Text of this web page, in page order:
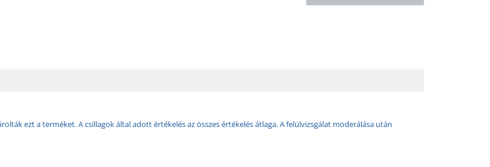
ezt a terméket. A csillagok által adott értékelés az összes értékelés átlaga. A felülvizsgálat moderálása után